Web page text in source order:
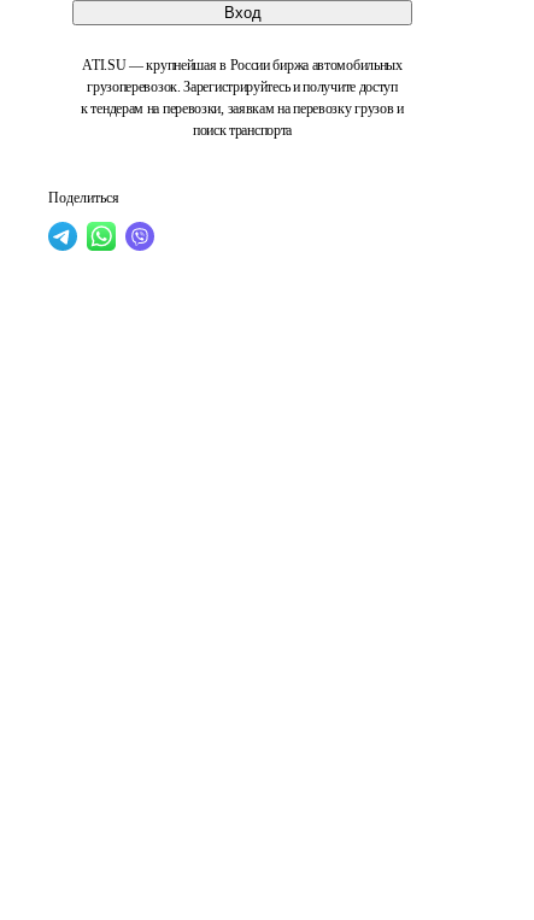
Вход
ATI.SU — крупнейшая в России биржа автомобильных
грузоперевозок. Зарегистрируйтесь и получите доступ
к тендерам на перевозки, заявкам на перевозку грузов и
поиск транспорта
Поделиться